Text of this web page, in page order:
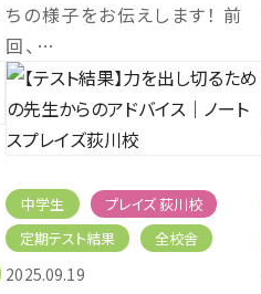
ちの様子をお伝えします！ 前
回、…
中学生
プレイズ 荻川校
定期テスト結果
全校舎
2025.09.19